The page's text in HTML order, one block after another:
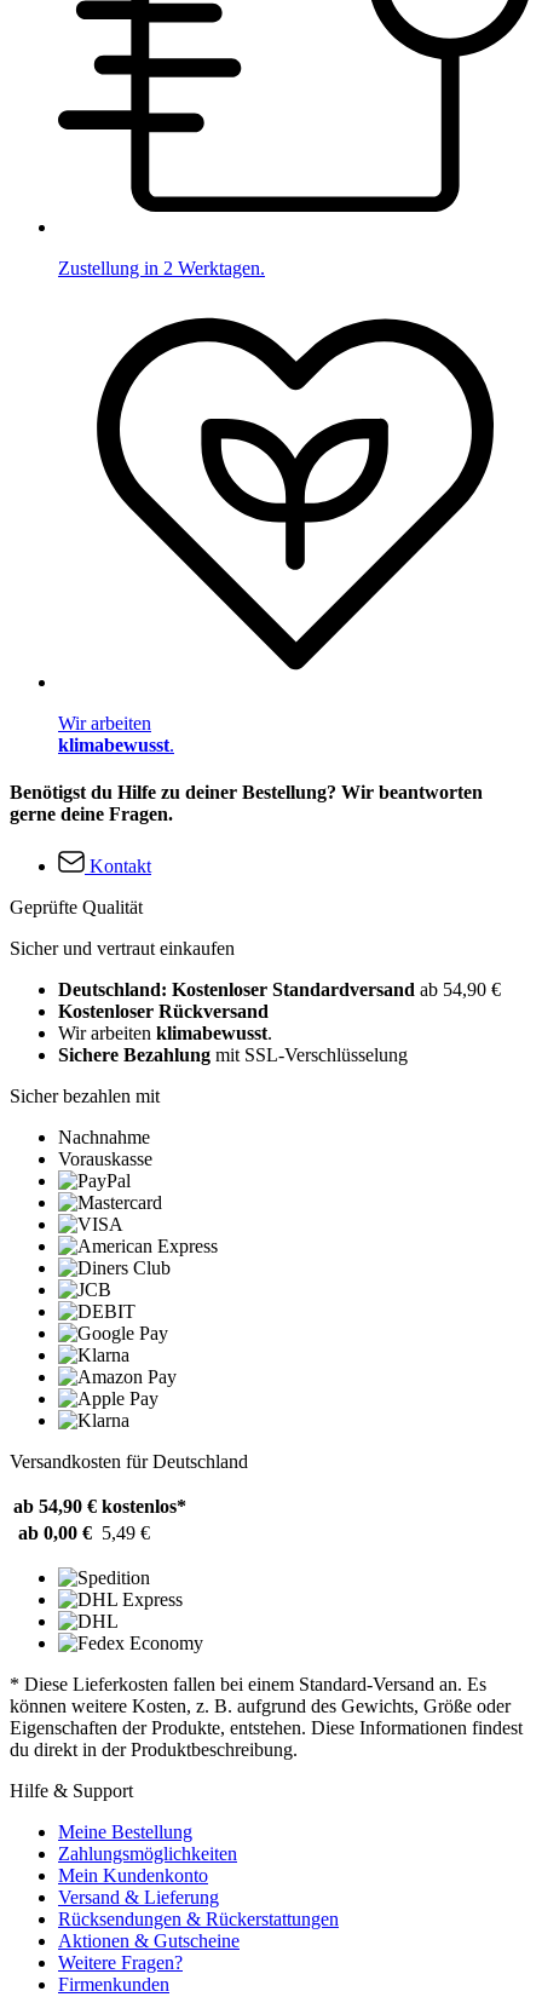
Zustellung in 2 Werktagen.
Wir arbeiten
klimabewusst.
Benötigst du Hilfe zu deiner Bestellung? Wir beantworten
gerne deine Fragen.
Kontakt
Geprüfte Qualität
Sicher und vertraut einkaufen
Deutschland: Kostenloser Standardversand ab 54,90 €
Kostenloser Rückversand
Wir arbeiten klimabewusst.
Sichere Bezahlung mit SSL-Verschlüsselung
Sicher bezahlen mit
Nachnahme
Vorauskasse
Versandkosten für Deutschland
ab 54,90 € kostenlos*
ab 0,00 € 5,49 €
* Diese Lieferkosten fallen bei einem Standard-Versand an. Es
können weitere Kosten, z. B. aufgrund des Gewichts, Größe oder
Eigenschaften der Produkte, entstehen. Diese Informationen findest
du direkt in der Produktbeschreibung.
Hilfe & Support
Meine Bestellung
Zahlungsmöglichkeiten
Mein Kundenkonto
Versand & Lieferung
Rücksendungen & Rückerstattungen
Aktionen & Gutscheine
Weitere Fragen?
Firmenkunden